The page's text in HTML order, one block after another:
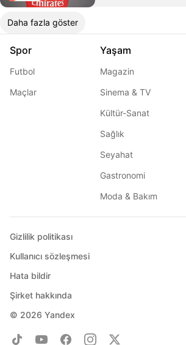
Daha fazla göster
Spor
Futbol
Maçlar
Yaşam
Magazin
Sinema & TV
Kültür-Sanat
Sağlık
Seyahat
Gastronomi
Moda & Bakım
© 2026 Yandex
Gizlilik politikası
Kullanıcı sözleşmesi
Hata bildir
Şirket hakkında